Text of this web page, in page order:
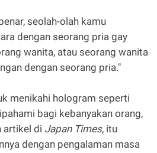
seolah-olah kamu
dengan seorang pria gay
wanita, atau seorang wanita
dengan seorang pria."
menikahi hologram seperti
bagi kebanyakan orang,
artikel di Japan Times, itu
dengan pengalaman masa